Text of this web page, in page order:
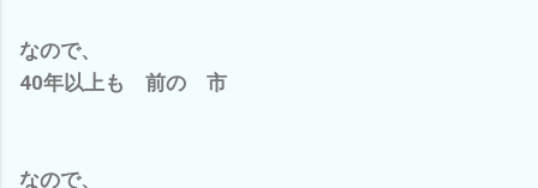
なので、
40年以上も 前の 市
なので、